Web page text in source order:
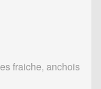
fraiche, anchois